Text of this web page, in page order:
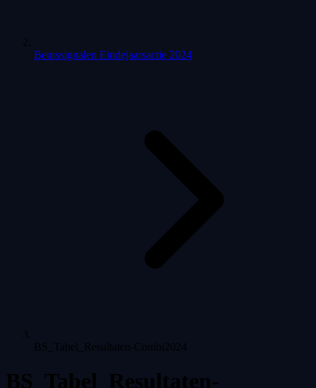
Beurssignalen Eindejaarsactie 2024
BS_Tabel_Resultaten-Combi2024
BS_Tabel_Resultaten-